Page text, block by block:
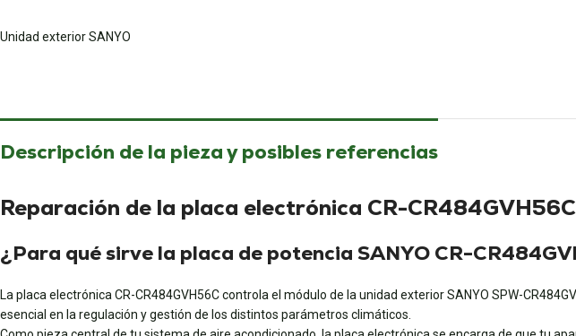
Unidad exterior SANYO
Descripción de la pieza y posibles referencias
Reparación de la placa electrónica CR-
¿Para qué sirve la placa de potencia SANYO CR-
La placa electrónica CR-CR484GVH56C controla el módulo de la unidad exterior SANYO SPW-
esencial en la regulación y gestión de los distintos parámetros climáticos.